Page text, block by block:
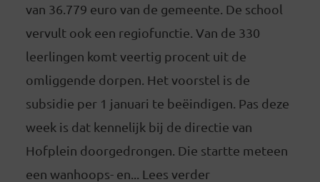
van 36.779 euro van de gemeente. De school
vervult ook een regiofunctie. Van de 330
leerlingen komt veertig procent uit de
omliggende dorpen. Het voorstel is de
subsidie per 1 januari te beëindigen. Pas deze
week is dat kennelijk bij de directie van
Hofplein doorgedrongen. Die startte meteen
een wanhoops- en... Lees verder